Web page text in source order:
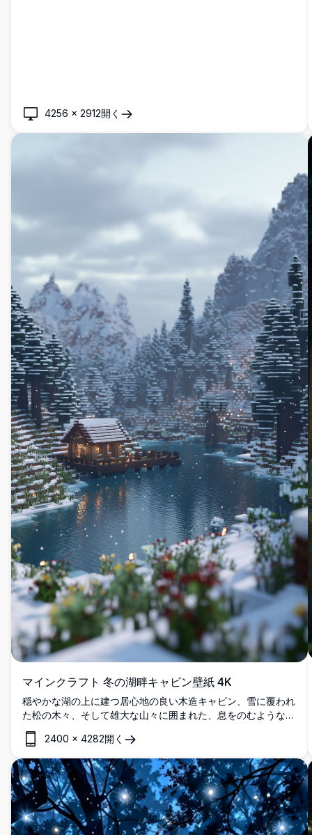
4256 × 2912開く
マインクラフト 冬の湖畔キャビン壁紙 4K
穏やかな湖の上に建つ居心地の良い木造キャビン、雪に覆われ
た松の木々、そして雄大な山々に囲まれた、息をのむようなマ
インクラフトの冬の風景を4K解像度で表現しました。
2400 × 4282開く